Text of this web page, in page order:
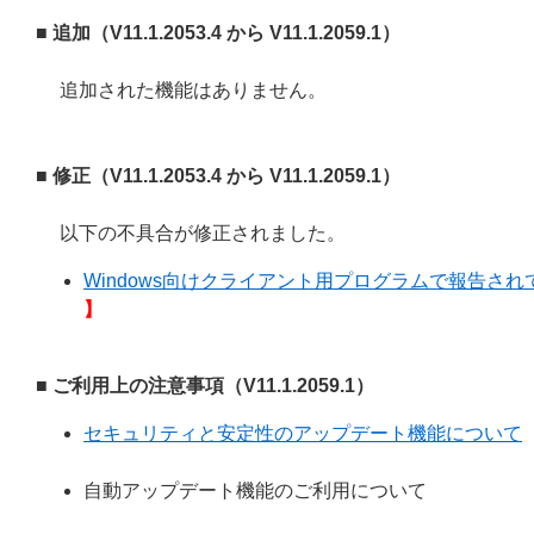
■ 追加（V11.1.2053.4 から V11.1.2059.1）
追加された機能はありません。
■ 修正（V11.1.2053.4 から V11.1.2059.1）
以下の不具合が修正されました。
Windows向けクライアント用プログラムで報告さ
】
■ ご利用上の注意事項（V11.1.2059.1）
セキュリティと安定性のアップデート機能について
自動アップデート機能のご利用について